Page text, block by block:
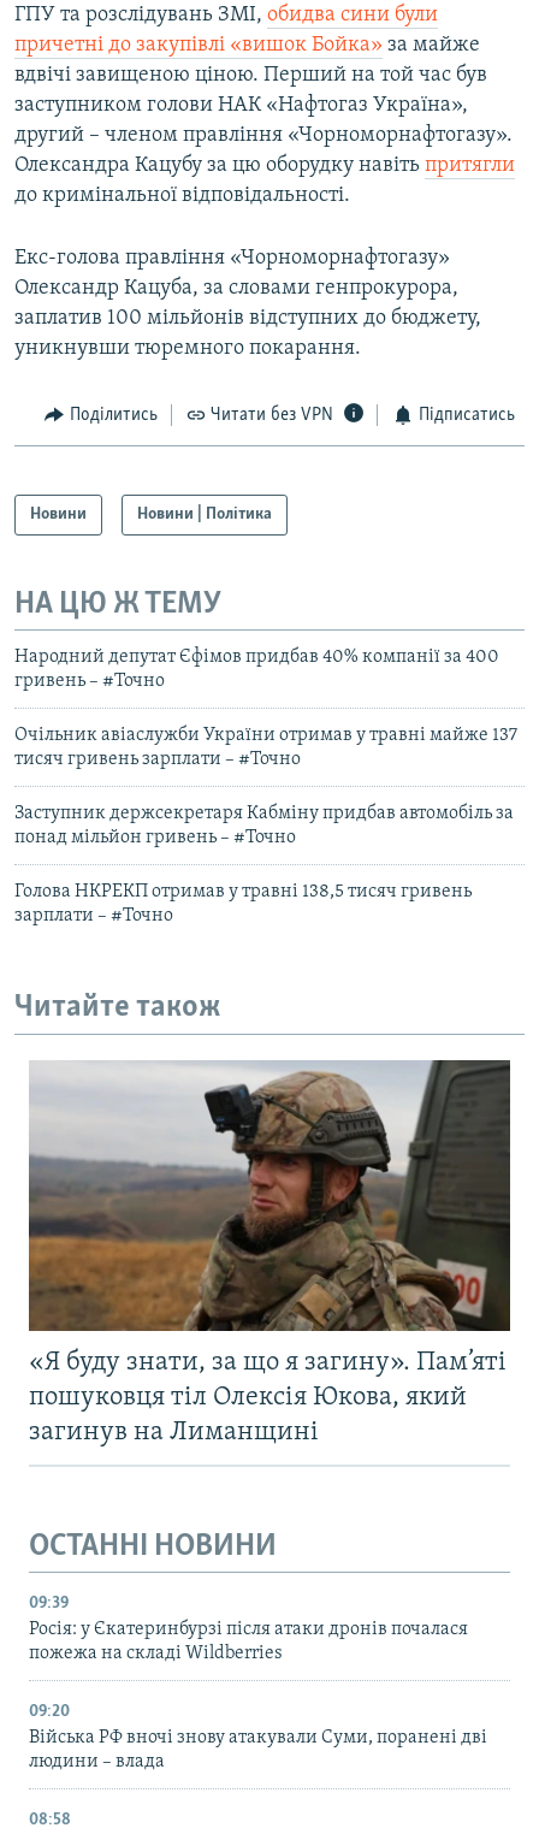
ГПУ та розслідувань ЗМІ, обидва сини були
причетні до закупівлі «вишок Бойка» за майже
вдвічі завищеною ціною. Перший на той час був
заступником голови НАК «Нафтогаз Україна»,
другий – членом правління «Чорноморнафтогазу».
Олександра Кацубу за цю оборудку навіть притягли
до кримінальної відповідальності.
Екс-голова правління «Чорноморнафтогазу»
Олександр Кацуба, за словами генпрокурора,
заплатив 100 мільйонів відступних до бюджету,
уникнувши тюремного покарання.
Поділитись Читати без VPN Підписатись
Новини Новини | Політика
НА ЦЮ Ж ТЕМУ
Народний депутат Єфімов придбав 40% компанії за 400
гривень – #Точно
Очільник авіаслужби України отримав у травні майже 137
тисяч гривень зарплати – #Точно
Заступник держсекретаря Кабміну придбав автомобіль за
понад мільйон гривень – #Точно
Голова НКРЕКП отримав у травні 138,5 тисяч гривень
зарплати – #Точно
Читайте також
«Я буду знати, за що я загину». Пам’яті
пошуковця тіл Олексія Юкова, який
загинув на Лиманщині
ОСТАННІ НОВИНИ
09:39
Росія: у Єкатеринбурзі після атаки дронів почалася
пожежа на складі Wildberries
09:20
Війська РФ вночі знову атакували Суми, поранені дві
людини – влада
08:58